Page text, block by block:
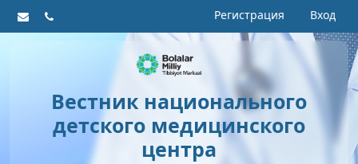
Регистрация Вход
Вестник национального
детского медицинского
центра